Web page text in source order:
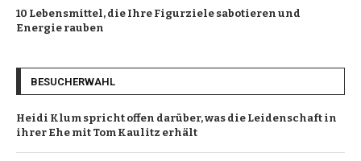
10 Lebensmittel, die Ihre Figurziele sabotieren und
Energie rauben
BESUCHERWAHL
Heidi Klum spricht offen darüber, was die Leidenschaft in
ihrer Ehe mit Tom Kaulitz erhält